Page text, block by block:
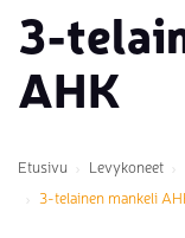
3-
AHK
Etusivu Levykoneet
3-telainen mankeli